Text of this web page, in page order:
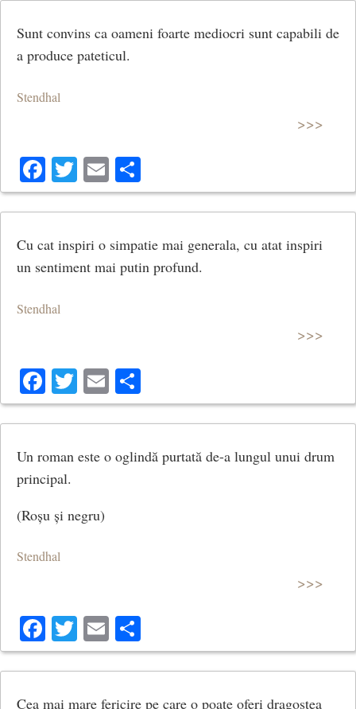
Sunt convins ca oameni foarte mediocri sunt capabili de
a produce pateticul.
Stendhal
>>>
Facebook
Twitter
Email
Cu cat inspiri o simpatie mai generala, cu atat inspiri
un sentiment mai putin profund.
Stendhal
>>>
Facebook
Twitter
Email
Un roman este o oglindă purtată de-a lungul unui drum
principal.
(Roșu și negru)
Stendhal
>>>
Facebook
Twitter
Email
Cea mai mare fericire pe care o poate oferi dragostea